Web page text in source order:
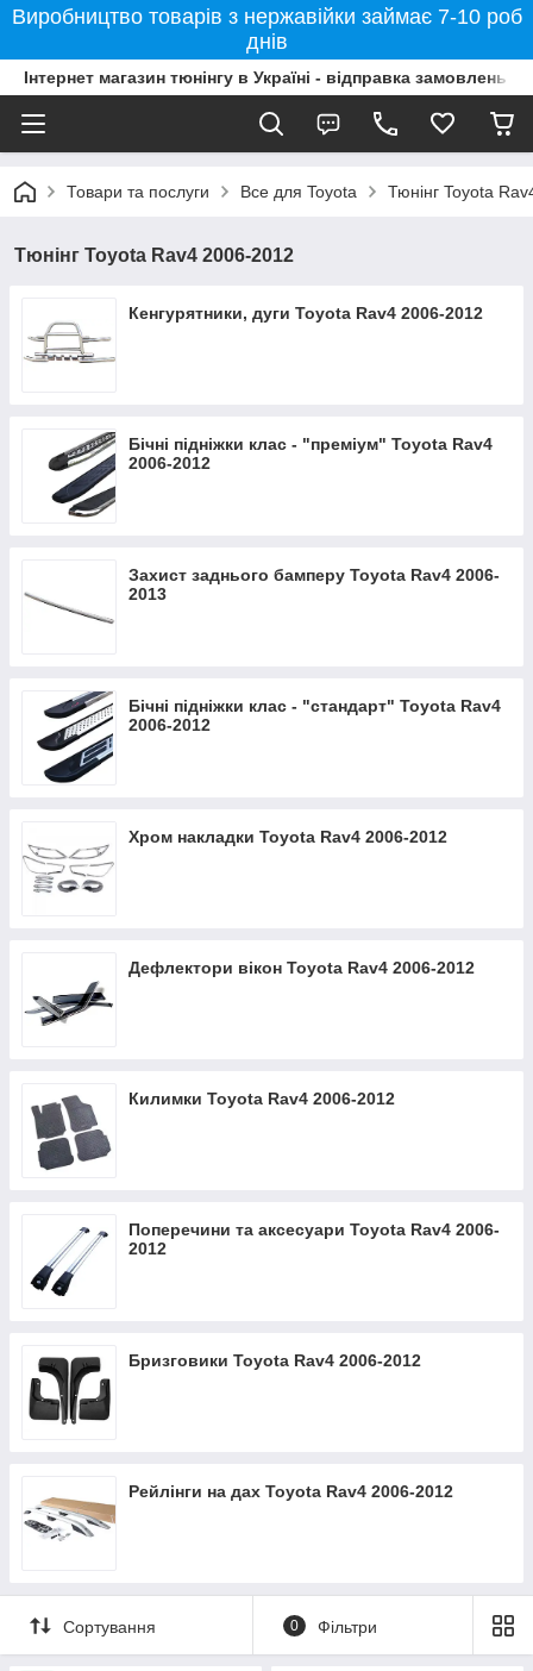
Виробництво товарів з нержавійки займає 7-10 роб
днів
Інтернет магазин тюнінгу в Україні - відправка замовлень
Товари та послуги Все для Toyota Тюнінг Toyota
Тюнінг Toyota Rav4 2006-2012
Кенгурятники, дуги Toyota Rav4 2006-2012
Бічні підніжки клас - "преміум" Toyota Rav4
2006-2012
Захист заднього бамперу Toyota Rav4 2006-
2013
Бічні підніжки клас - "стандарт" Toyota Rav4
2006-2012
Хром накладки Toyota Rav4 2006-2012
Дефлектори вікон Toyota Rav4 2006-2012
Килимки Toyota Rav4 2006-2012
Поперечини та аксесуари Toyota Rav4 2006-
2012
Бризговики Toyota Rav4 2006-2012
Рейлінги на дах Toyota Rav4 2006-2012
Сортування 0 Фільтри